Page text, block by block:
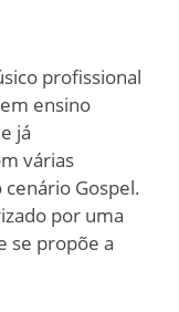
profissional
ensino
já
várias
Gospel.
por uma
se propõe a